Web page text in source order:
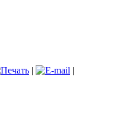
|
|